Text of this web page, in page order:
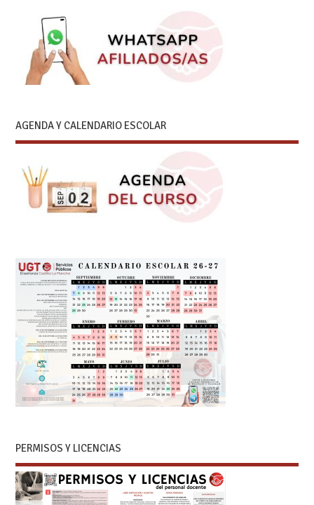
AGENDA Y CALENDARIO ESCOLAR
PERMISOS Y LICENCIAS